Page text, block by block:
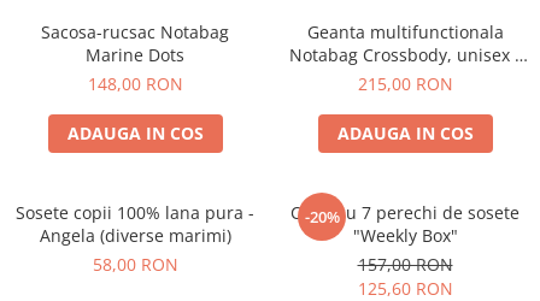
Sacosa-rucsac Notabag
Marine Dots
148,00 RON
ADAUGA IN COS
Geanta multifunctionala
Notabag Crossbody, unisex -
verde
215,00 RON
ADAUGA IN COS
Sosete copii 100% lana pura -
Angela (diverse marimi)
58,00 RON
-20%
Cutie cu 7 perechi de sosete
"Weekly Box"
157,00 RON
125,60 RON